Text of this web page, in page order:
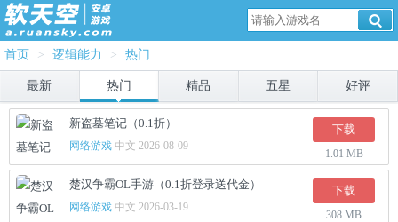
首页 > 逻辑能力 > 热门
最新 热门 精品 五星 好评
新盗墓笔记（0.1折）
网络游戏 中文 2026-08-09
下载
1.01 MB
楚汉争霸OL手游（0.1折登录送代金）
网络游戏 中文 2026-03-19
下载
308 MB